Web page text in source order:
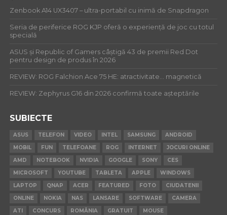
Zenbook A14 UX3407 – ultra-portabil cu inimă de Snapdragon
Seria de periferice ROG KJP oferă o experiență de joc cu totul
specială
ASUS și Republic of Gamers câștigă 43 de premii Red Dot
pentru design de produs în 2026
REVIEW: ROG Falchion Ace 75 HE: atractivitate… magnetică
REVIEW: Zephyrus G16 din 2026 confirmă toate așteptările
SUBIECTE
ASUS TELEFON VIDEO INTEL SAMSUNG
ANDROID
MOBIL
FUN TELEFOANE ROG INTERNET
JOCURI ONLINE
AMD
NOTEBOOK NVIDIA GOOGLE SONY
CES
MICROSOFT
YOUTUBE TABLETA APPLE
WINDOWS
LAPTOP
QNAP ACER FEATURED FOTO
CIUDATENII
ONLINE
NOKIA NAS LANSARE SOFTWARE
CAMERA
ATI
CONCURS ROMÂNIA GRATUIT MOUSE